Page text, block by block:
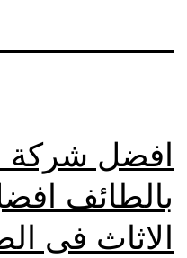
افضل
بالطائف
الاثاث فى